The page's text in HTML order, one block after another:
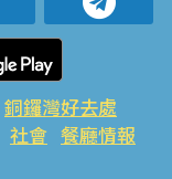
銅鑼灣好去處
社會 餐廳情報